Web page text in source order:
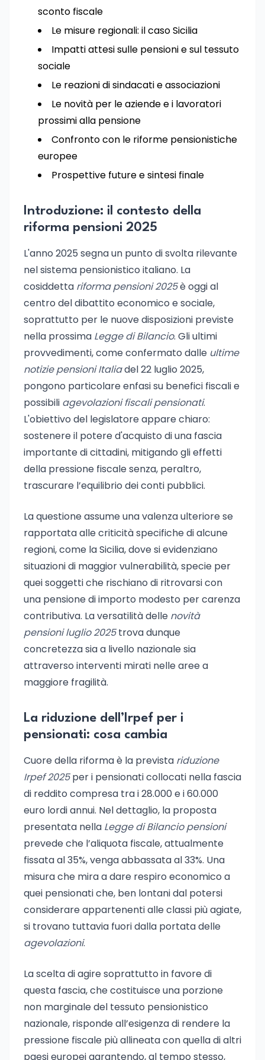
sconto fiscale
Le misure regionali: il caso Sicilia
Impatti attesi sulle pensioni e sul tessuto
sociale
Le reazioni di sindacati e associazioni
Le novità per le aziende e i lavoratori
prossimi alla pensione
Confronto con le riforme pensionistiche
europee
Prospettive future e sintesi finale
Introduzione: il contesto della
riforma pensioni 2025
L'anno 2025 segna un punto di svolta rilevante
nel sistema pensionistico italiano. La
cosiddetta riforma pensioni 2025è oggi al
centro del dibattito economico e sociale,
soprattutto per le nuove disposizioni previste
nella prossima Legge di Bilancio. Gli ultimi
provvedimenti, come confermato dalle ultime
notizie pensioni Italiadel 22 luglio 2025,
pongono particolare enfasi su benefici fiscali e
possibili agevolazioni fiscali pensionati.
L'obiettivo del legislatore appare chiaro:
sostenere il potere d'acquisto di una fascia
importante di cittadini, mitigando gli effetti
della pressione fiscale senza, peraltro,
trascurare l’equilibrio dei conti pubblici.
La questione assume una valenza ulteriore se
rapportata alle criticità specifiche di alcune
regioni, come la Sicilia, dove si evidenziano
situazioni di maggior vulnerabilità, specie per
quei soggetti che rischiano di ritrovarsi con
una pensione di importo modesto per carenza
contributiva. La versatilità delle novità
pensioni luglio 2025trova dunque
concretezza sia a livello nazionale sia
attraverso interventi mirati nelle aree a
maggiore fragilità.
La riduzione dell’Irpef per i
pensionati: cosa cambia
Cuore della riforma è la prevista riduzione
Irpef 2025per i pensionati collocati nella fascia
di reddito compresa tra i 28.000 e i 60.000
euro lordi annui. Nel dettaglio, la proposta
presentata nella Legge di Bilancio pensioni
prevede che l’aliquota fiscale, attualmente
fissata al 35%, venga abbassata al 33%. Una
misura che mira a dare respiro economico a
quei pensionati che, ben lontani dal potersi
considerare appartenenti alle classi più agiate,
si trovano tuttavia fuori dalla portata delle
agevolazioni.
La scelta di agire soprattutto in favore di
questa fascia, che costituisce una porzione
non marginale del tessuto pensionistico
nazionale, risponde all’esigenza di rendere la
pressione fiscale più allineata con quella di altri
paesi europei garantendo, al tempo stesso,